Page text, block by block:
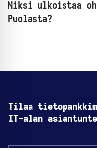
Miksi ulkoistaa
Puolasta?
Tilaa
IT-alan